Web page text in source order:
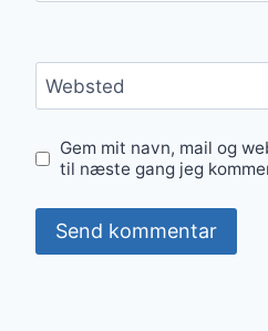
Websted
Gem mit navn, mail og
til næste gang jeg